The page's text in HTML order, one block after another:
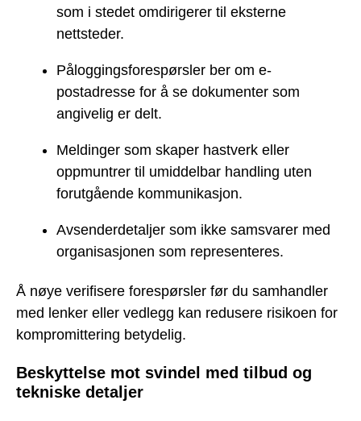
som i stedet omdirigerer til eksterne
nettsteder.
Påloggingsforespørsler ber om e-
postadresse for å se dokumenter som
angivelig er delt.
Meldinger som skaper hastverk eller
oppmuntrer til umiddelbar handling uten
forutgående kommunikasjon.
Avsenderdetaljer som ikke samsvarer med
organisasjonen som representeres.
Å nøye verifisere forespørsler før du samhandler
med lenker eller vedlegg kan redusere risikoen for
kompromittering betydelig.
Beskyttelse mot svindel med tilbud og
tekniske detaljer